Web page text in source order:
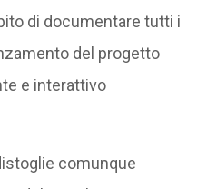
di documentare tutti i
del progetto
e interattivo
comunque